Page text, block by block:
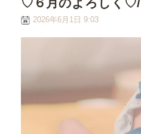
2026年6月1日 9:03